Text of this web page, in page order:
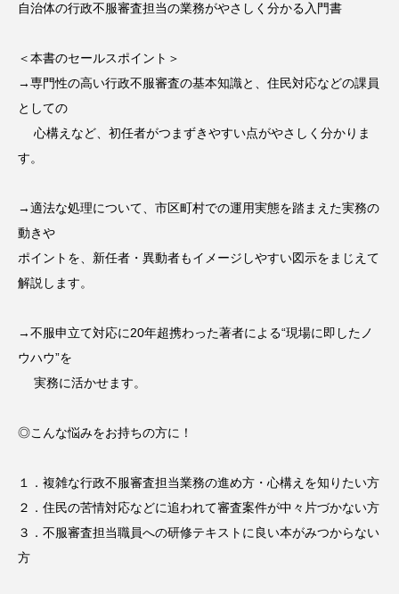
自治体の行政不服審査担当の業務がやさしく分かる入門書
＜本書のセールスポイント＞
→専門性の高い行政不服審査の基本知識と、住民対応などの課員
としての
心構えなど、初任者がつまずきやすい点がやさしく分かりま
す。
→適法な処理について、市区町村での運用実態を踏まえた実務の
動きや
ポイントを、新任者・異動者もイメージしやすい図示をまじえて
解説します。
→不服申立て対応に20年超携わった著者による“現場に即したノ
ウハウ”を
実務に活かせます。
◎こんな悩みをお持ちの方に！
１．複雑な行政不服審査担当業務の進め方・心構えを知りたい方
２．住民の苦情対応などに追われて審査案件が中々片づかない方
３．不服審査担当職員への研修テキストに良い本がみつからない
方